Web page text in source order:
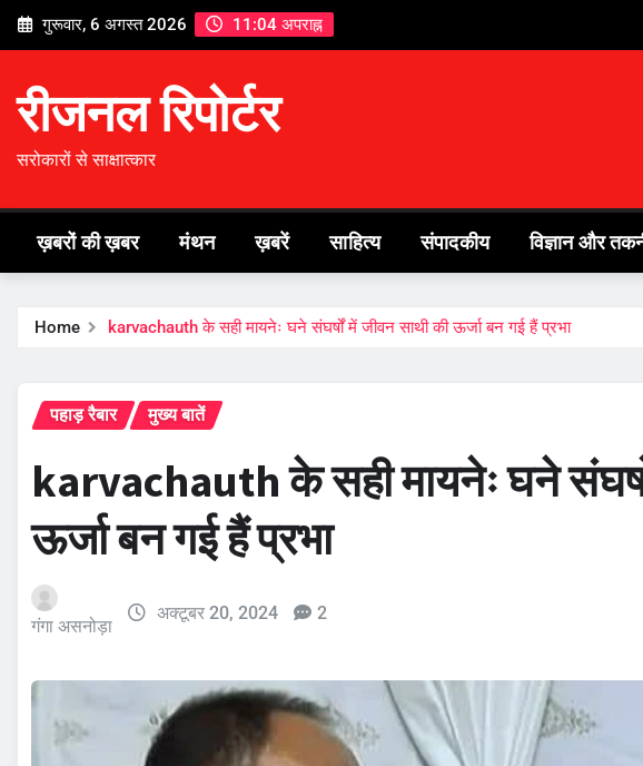
Skip
गुरूवार, 6 अगस्त 2026 11:04 अपराह्न
रीजनल रिपोर्टर
सरोकारों से साक्षात्कार
ख़बरों की ख़बर मंथन ख़बरें साहित्य संपादकीय विज्ञान और
Home karvachauth के सही मायनेः घने संघर्षों में जीवन साथी की ऊर्जा बन गई हैं प्रभा
पहाड़ रैबार मुख्य बातें
karvachauth के सही मायनेः घने
ऊर्जा बन गई हैं प्रभा
गंगा असनोड़ा
अक्टूबर 20, 2024 2